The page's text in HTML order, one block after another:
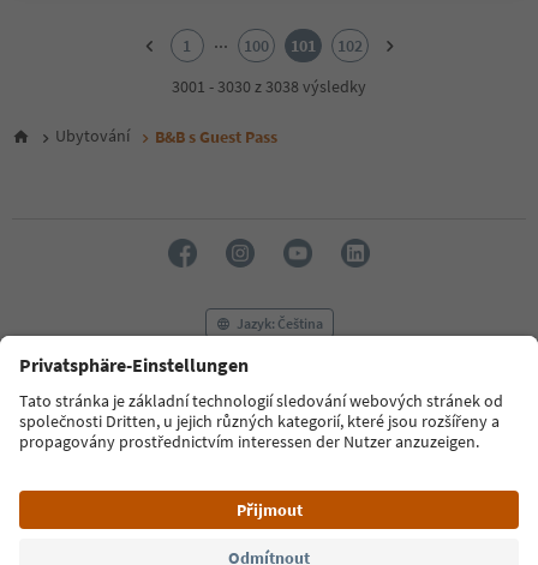
6
16
17
18
19
21
1 ... 100 101
102
3001 - 3030 z 3038 výsledky
Ubytování B&B s Guest Pass
Jazyk: Čeština
FAQ Kontaktujte nás Tisk
MICE
Zásady ochrany osobních údajů
Podmínky a ujednání
Tiráž
Prohlášení o přístupnosti